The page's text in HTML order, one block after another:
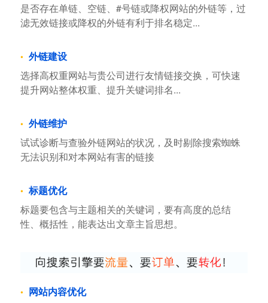
是否存在单链、空链、#号链或降权网站的外链等，过
滤无效链接或降权的外链有利于排名稳定...
外链建设
选择高权重网站与贵公司进行友情链接交换，可快速
提升网站整体权重、提升关键词排名...
外链维护
试试诊断与查验外链网站的状况，及时剔除搜索蜘蛛
无法识别和对本网站有害的链接
标题优化
标题要包含与主题相关的关键词，要有高度的总结
性、概括性，能表达出文章主旨思想。
网站内容优化